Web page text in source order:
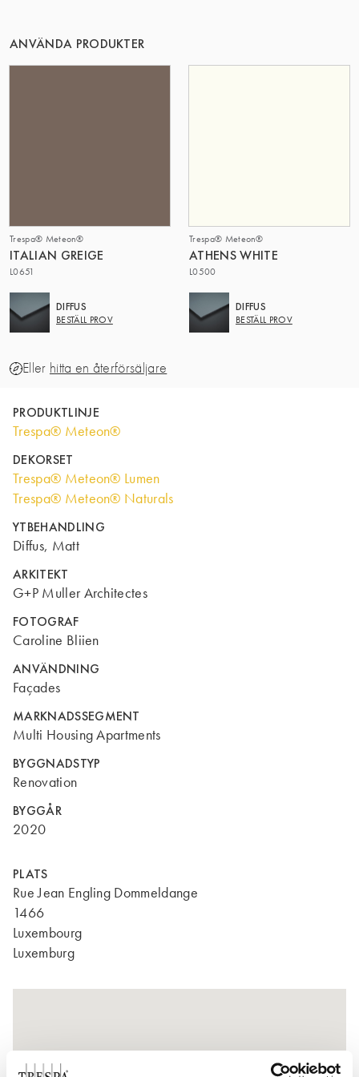
ANVÄNDA PRODUKTER
Trespa® Meteon®
ITALIAN GREIGE
L0651
DIFFUS
BESTÄLL PROV
Trespa® Meteon®
ATHENS WHITE
L0500
DIFFUS
BESTÄLL PROV
Eller hitta en återförsäljare
PRODUKTLINJE
Trespa® Meteon®
DEKORSET
Trespa® Meteon® Lumen
Trespa® Meteon® Naturals
YTBEHANDLING
Diffus, Matt
ARKITEKT
G+P Muller Architectes
FOTOGRAF
Caroline Bliien
ANVÄNDNING
Façades
MARKNADSSEGMENT
Multi Housing Apartments
BYGGNADSTYP
Renovation
BYGGÅR
2020
PLATS
Rue Jean Engling Dommeldange
1466
Luxembourg
Luxemburg